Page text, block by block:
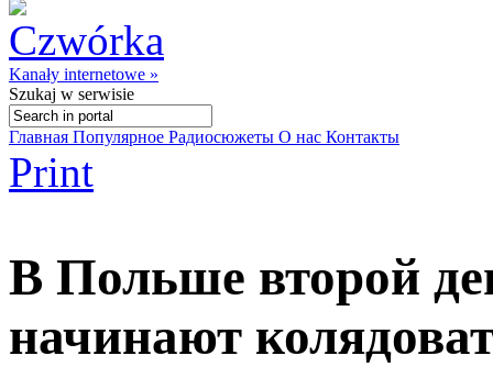
Kanały internetowe »
Szukaj w serwisie
Главная Популярное Радиосюжеты О нас Контакты
Print
В Польше второй
начинают